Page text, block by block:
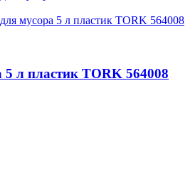
5 л пластик TORK 564008